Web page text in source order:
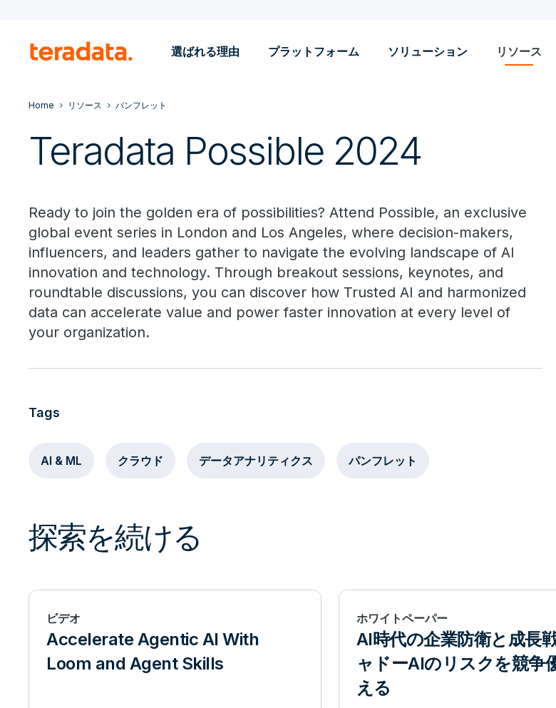
選ばれる理由 プラットフォーム ソリューション リソース
Home リソース パンフレット
Teradata Possible 2024
Ready to join the golden era of possibilities? Attend Possible, an exclusive
global event series in London and Los Angeles, where decision-makers,
influencers, and leaders gather to navigate the evolving landscape of AI
innovation and technology. Through breakout sessions, keynotes, and
roundtable discussions, you can discover how Trusted AI and harmonized
data can accelerate value and power faster innovation at every level of
your organization.
Tags
AI & ML クラウド データアナリティクス パンフレット
探索を続ける
ビデオ
Accelerate Agentic AI With
Loom and Agent Skills
ホワイトペーパー
AI時代の企業防衛と成長
ャドーAIのリスクを競争
える